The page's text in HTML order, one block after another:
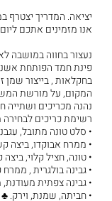
יציאה. המדריך יצטרף
אנו מזמינים אתכם
נעצור בחווה במושבה
פינת חמד הפותחת
בחקלאות , בייצור שמן
המקום, על מורשת
נהנה מכריכים ושתייה
רשימת כריכים
• סלט טונה מתובל,
• ממרח אבוקדו, ביצה
• טונה, חציל קלוי,
• גבינה בולגרית ,
• גבינה צפתית
• חביתה, שמנת, וירק.